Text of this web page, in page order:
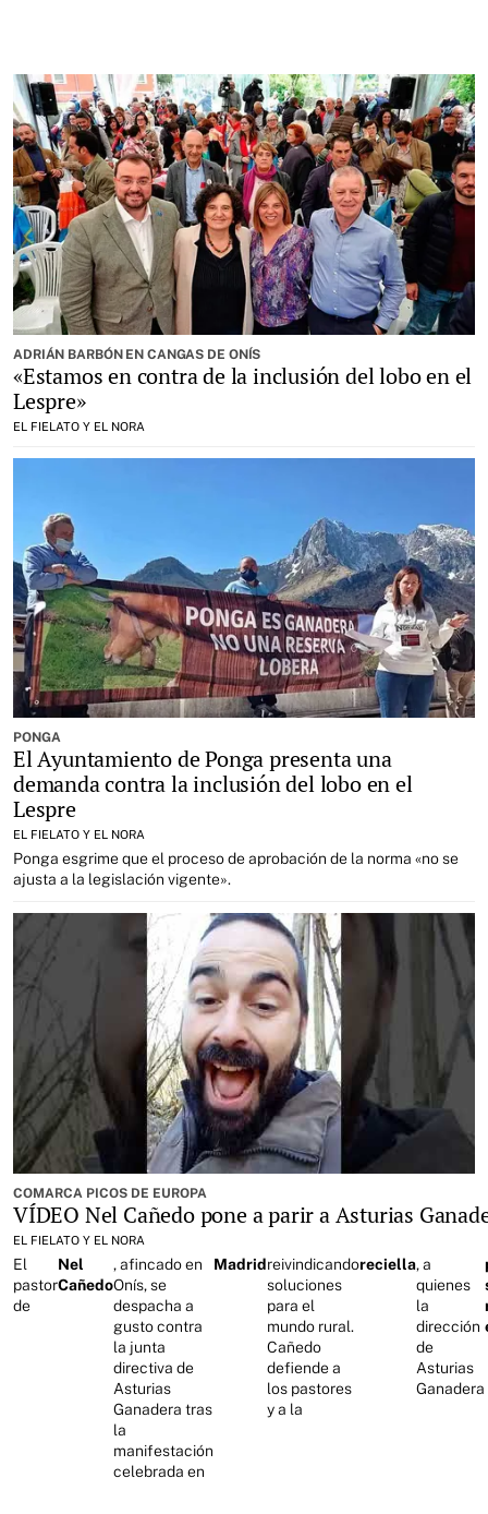
ADRIÁN BARBÓN EN CANGAS DE ONÍS
«Estamos en contra de la inclusión del lobo en el
Lespre»
EL FIELATO Y EL NORA
PONGA
El Ayuntamiento de Ponga presenta una
demanda contra la inclusión del lobo en el
Lespre
EL FIELATO Y EL NORA
Ponga esgrime que el proceso de aprobación de la norma «no se
ajusta a la legislación vigente».
COMARCA PICOS DE EUROPA
VÍDEO Nel Cañedo pone a parir a Asturias
EL FIELATO Y EL NORA
El
pastor
de
Nel
Cañedo
, afincado en
Onís, se
despacha a
gusto contra
la junta
directiva de
Asturias
Ganadera tras
la
manifestación
celebrada en
Madridreivindicando
soluciones
para el
mundo rural.
Cañedo
defiende a
los pastores
y a la
reciella, a
quienes
la
dirección
de
Asturias
Ganadera